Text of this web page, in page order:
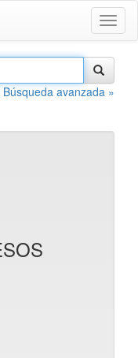
Búsqueda avanzada »